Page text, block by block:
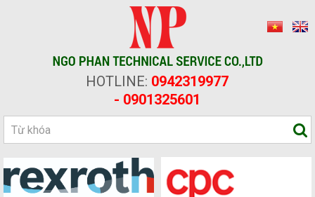
HOTLINE: 0942319977
- 0901325601